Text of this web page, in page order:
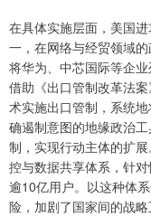
在具体实施层面，美国
一，在网络与经贸领域
将华为、中芯国际等企
借助《出口管制改革法
术实施出口管制，系统
确遏制意图的地缘政治
制，实现行动主体的扩
控与数据共享体系，针
逾10亿用户。以这种体
险，加剧了国家间的战略